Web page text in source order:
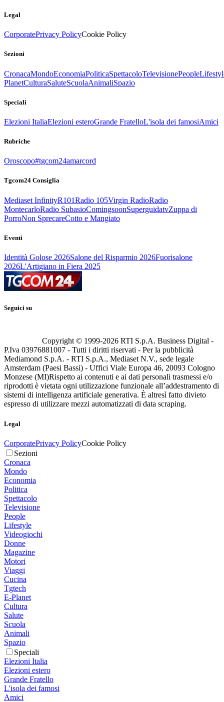
Legal
CorporatePrivacy PolicyCookie Policy
Sezioni
CronacaMondoEconomiaPoliticaSpettacoloTelevisionePeople
PlanetCulturaSaluteScuolaAnimaliSpazio
Speciali
Elezioni ItaliaElezioni esteroGrande FratelloL'isola dei famosiAmici
Rubriche
Oroscopo#tgcom24amarcord
Tgcom24 Consiglia
Mediaset InfinityR101Radio 105Virgin RadioRadio
MontecarloRadio SubasioComingsoonSuperguidatvZuppa di
PorroNon SprecareCotto e Mangiato
Eventi
Identità Golose 2026Salone del Risparmio 2026Fuorisalone
2026L'Artigiano in Fiera 2025
Seguici su
Copyright © 1999-2026 RTI S.p.A. Business Digital -
P.Iva 03976881007 - Tutti i diritti riservati - Per la pubblicità
Mediamond S.p.A. - RTI S.p.A., Mediaset N.V., sede legale
Amsterdam (Paesi Bassi) - Uffici Viale Europa 46, 20093 Cologno
Monzese (MI)Rispetto ai contenuti e ai dati personali trasmessi e/o
riprodotti è vietata ogni utilizzazione funzionale all’addestramento di
sistemi di intelligenza artificiale generativa. È altresì fatto divieto
espresso di utilizzare mezzi automatizzati di data scraping.
Legal
CorporatePrivacy PolicyCookie Policy
Sezioni
Cronaca
Mondo
Economia
Politica
Spettacolo
Televisione
People
Lifestyle
Videogiochi
Donne
Magazine
Motori
Viaggi
Cucina
Tgtech
E-Planet
Cultura
Salute
Scuola
Animali
Spazio
Speciali
Elezioni Italia
Elezioni estero
Grande Fratello
L'isola dei famosi
Amici